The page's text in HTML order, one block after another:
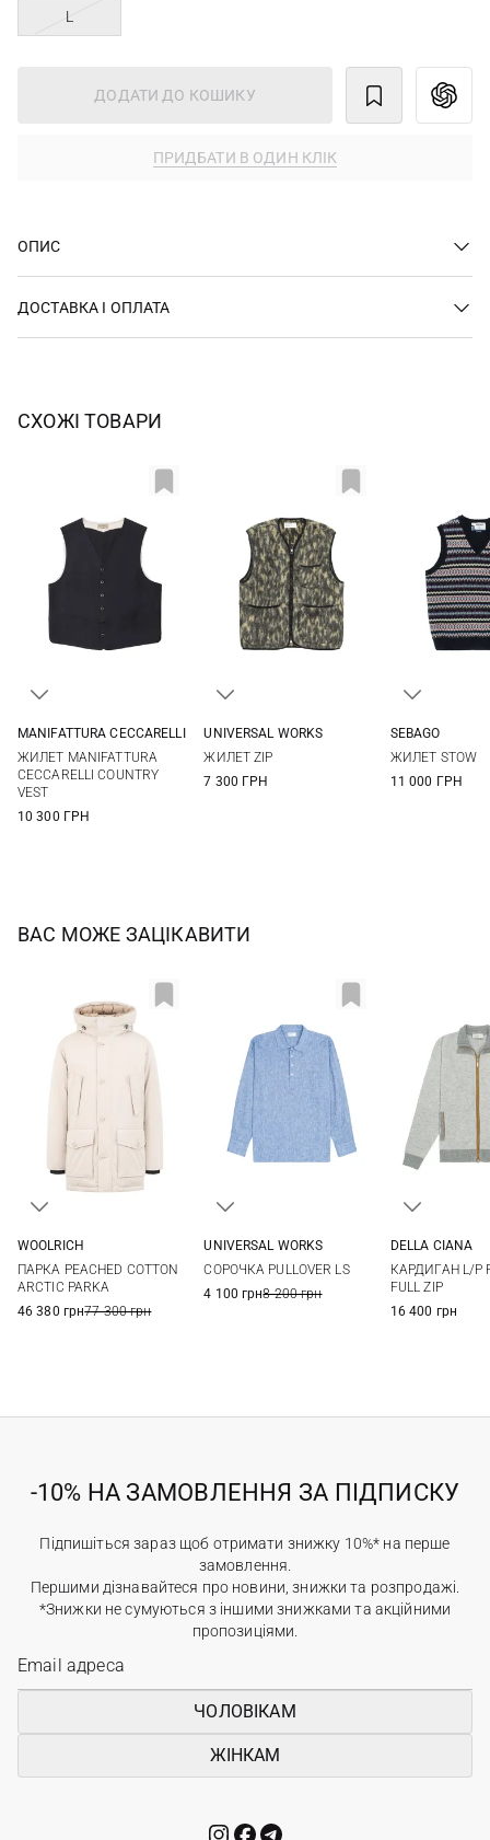
L
ДОДАТИ ДО КОШИКУ
ПРИДБАТИ В ОДИН КЛІК
ОПИС
ДОСТАВКА І ОПЛАТА
СХОЖІ ТОВАРИ
46
MANIFATTURA CECCARELLI
ЖИЛЕТ MANIFATTURA
CECCARELLI COUNTRY
VEST
10 300 ГРН
UNIVERSAL WORKS
ЖИЛЕТ ZIP
7 300 ГРН
SEBAGO
ЖИЛЕТ STOW
11 000 ГРН
ВАС МОЖЕ ЗАЦІКАВИТИ
WOOLRICH
ПАРКА PEACHED COTTON
ARCTIC PARKA
46 380 грн77 300 грн
UNIVERSAL WORKS
СОРОЧКА PULLOVER LS
4 100 грн8 200 грн
56
DELLA CIANA
КАРДИГАН L/P
FULL ZIP
16 400 грн
-10% НА ЗАМОВЛЕННЯ ЗА ПІДПИСКУ
Підпишіться зараз щоб отримати знижку 10%* на перше
замовлення.
Першими дізнавайтеся про новини, знижки та розпродажі.
*Знижки не сумуються з іншими знижками та акційними
пропозиціями.
ЧОЛОВІКАМ
ЖІНКАМ